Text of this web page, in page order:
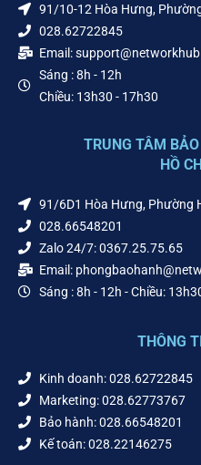
91/10-12 Hòa Hưng,
028.62722845
Email:
Sáng : 8h - 12h
Chiều: 13h30 - 17h30
TRUNG TÂM
HỒ
91/6D1 Hòa Hưng, Phường
028.66548201
Zalo 24/7: 0367.25.75.65
Email:
Sáng : 8h - 12h - Chiều:
THÔNG
Kinh doanh: 028.62722845
Marketing: 028.62773767
Bảo hành: 028.66548201
Kế toán: 028.22146275